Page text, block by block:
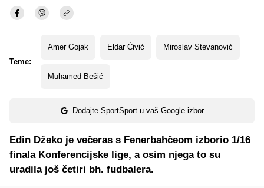
Teme:
Amer Gojak Eldar Ćivić Miroslav Stevanović
Muhamed Bešić
Dodajte SportSport u vaš Google izbor
Edin Džeko je večeras s Fenerbahčeom izborio 1/16
finala Konferencijske lige, a osim njega to su
uradila još četiri bh. fudbalera.